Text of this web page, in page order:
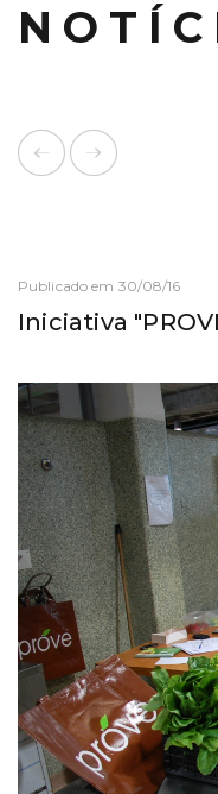
Publicado em 30/08/16
Iniciativa